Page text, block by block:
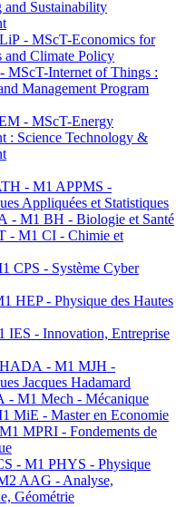
and Sustainability
- MScT-Economics for
and Climate Policy
MScT-Internet of Things :
Management Program
- MScT-Energy
: Science Technology &
- M1 APPMS -
Appliquées et Statistiques
- M1 BH - Biologie et Santé
- M1 CI - Chimie et
CPS - Système Cyber
HEP - Physique des Hautes
IES - Innovation, Entreprise
- M1 MJH -
Jacques Hadamard
- M1 Mech - Mécanique
MiE - Master en Economie
MPRI - Fondements de
- M1 PHYS - Physique
AAG - Analyse,
Géométrie